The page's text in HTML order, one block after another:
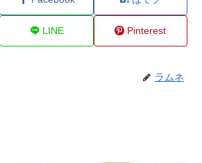
LINE Pinterest
ラムネ